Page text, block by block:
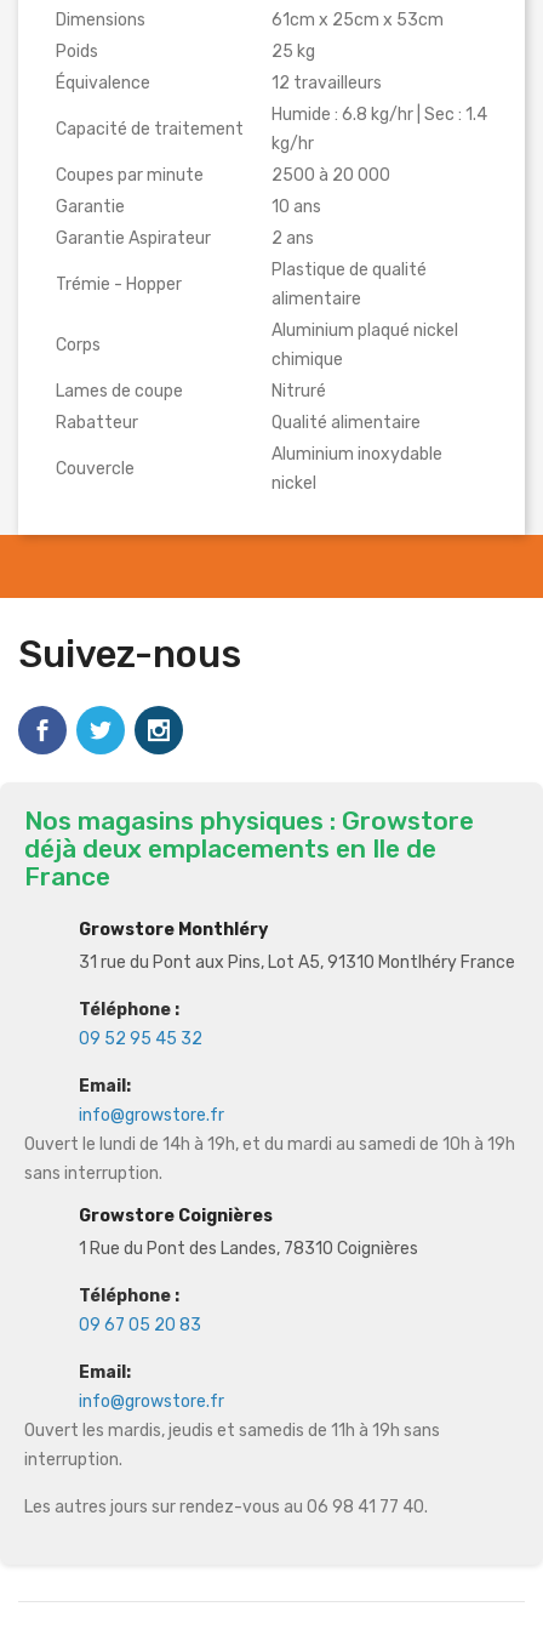
Dimensions
61cm x 25cm x 53cm
Poids
25 kg
Équivalence
12 travailleurs
Capacité de traitement
Humide : 6.8 kg/hr | Sec : 1.4
kg/hr
Coupes par minute
2500 à 20 000
Garantie
10 ans
Garantie Aspirateur
2 ans
Trémie - Hopper
Plastique de qualité
alimentaire
Corps
Aluminium plaqué nickel
chimique
Lames de coupe
Nitruré
Rabatteur
Qualité alimentaire
Couvercle
Aluminium inoxydable
nickel
Suivez-nous
Nos magasins physiques : Growstore
déjà deux emplacements en Ile de
France
Growstore Monthléry
31 rue du Pont aux Pins, Lot A5, 91310 Montlhéry France
Téléphone :
09 52 95 45 32
Email:
info@growstore.fr
Ouvert le lundi de 14h à 19h, et du mardi au samedi de 10h à 19h
sans interruption.
Growstore Coignières
1 Rue du Pont des Landes, 78310 Coignières
Téléphone :
09 67 05 20 83
Email:
info@growstore.fr
Ouvert les mardis, jeudis et samedis de 11h à 19h sans
interruption.
Les autres jours sur rendez-vous au 06 98 41 77 40.